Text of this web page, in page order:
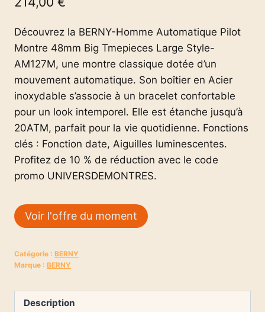
Découvrez la BERNY-Homme Automatique Pilot
Montre 48mm Big Tmepieces Large Style-
AM127M, une montre classique dotée d’un
mouvement automatique. Son boîtier en Acier
inoxydable s’associe à un bracelet confortable
pour un look intemporel. Elle est étanche jusqu’à
20ATM, parfait pour la vie quotidienne. Fonctions
clés : Fonction date, Aiguilles luminescentes.
Profitez de 10 % de réduction avec le code
promo UNIVERSDEMONTRES.
Voir l'offre du moment
Catégorie : BERNY
Marque : BERNY
Description